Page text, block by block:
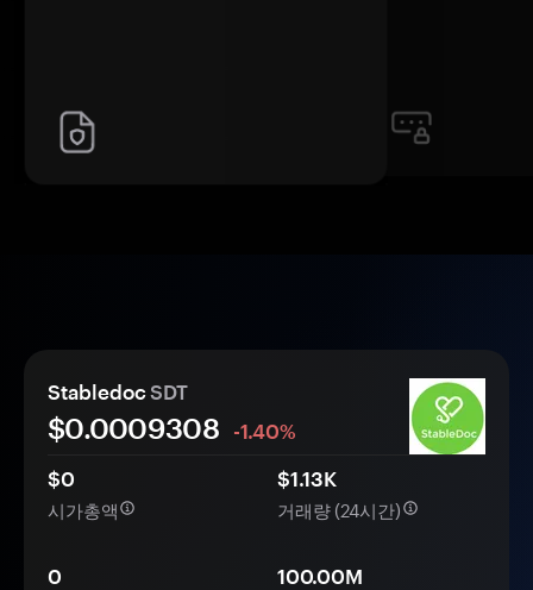
StabledocSDT
$0.0009308
-1.40%
$0
시가총액
$1.13K
거래량 (24시간)
0 100.00M